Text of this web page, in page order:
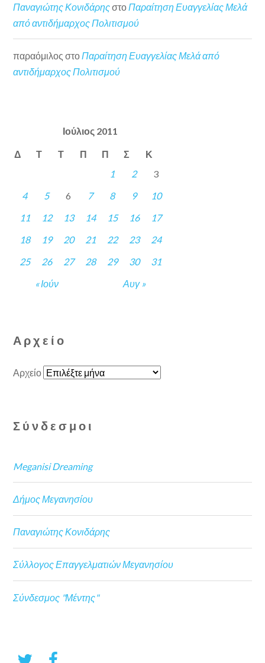
Παναγιώτης Κονιδάρηςστο Παραίτηση Ευαγγελίας Μελά
από αντιδήμαρχος Πολιτισμού
παραόμιλος στο Παραίτηση Ευαγγελίας Μελά από
αντιδήμαρχος Πολιτισμού
Ιούλιος 2011
Δ Τ Τ Π Π Σ Κ
« Ιούν Αυγ »
1 2
3
4
5 6 7 8 9
10
11
12 13 14 15 16
17
18
19 20 21 22 23
24
25
26 27 28 29 30 31
Αρχείο
Αρχείο
Σύνδεσμοι
Meganisi Dreaming
Δήμος Μεγανησίου
Παναγιώτης Κονιδάρης
Σύλλογος Επαγγελματιών Μεγανησίου
Σύνδεσμος "Μέντης"